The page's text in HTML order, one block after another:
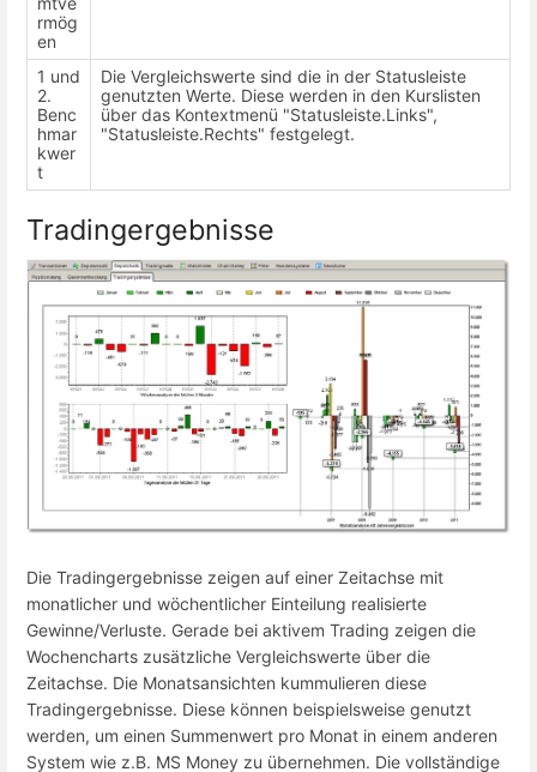
rmög
en
1 und
2.
Benc
hmar
kwer
t
Die Vergleichswerte sind die in der Statusleiste
genutzten Werte. Diese werden in den Kurslisten
über das Kontextmenü "Statusleiste.Links",
"Statusleiste.Rechts" festgelegt.
Tradingergebnisse
Die Tradingergebnisse zeigen auf einer Zeitachse mit
monatlicher und wöchentlicher Einteilung realisierte
Gewinne/Verluste. Gerade bei aktivem Trading zeigen die
Wochencharts zusätzliche Vergleichswerte über die
Zeitachse. Die Monatsansichten kummulieren diese
Tradingergebnisse. Diese können beispielsweise genutzt
werden, um einen Summenwert pro Monat in einem anderen
System wie z.B. MS Money zu übernehmen. Die vollständige